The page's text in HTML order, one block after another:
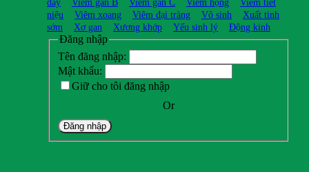
dày
Viêm gan B Viêm gan C Viêm họng
Viêm tiết
niệu
Viêm xoang Viêm đại tràng Vô sinh
Xuất tinh
sớm
Xơ gan Xương khớp Yếu sinh lý Động kinh
Đăng nhập
Tên đăng nhập:
Mật khẩu:
Giữ cho tôi đăng nhập
Or
Đăng nhập